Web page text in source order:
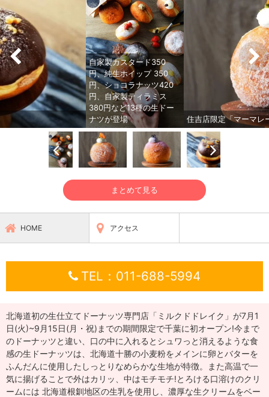
自家製カスタード350
円、純生ホイップ 350
円、ショコラナッツ420
円、自家製ティラミス
380円など13種の生ドー
ナツが登場
住吉店限定「マーマ
まとめて見る
HOME アクセス
TEL：011-688-5994
北海道初の生仕立てドーナッツ専門店「ミルクドドレイク」が7月1
日(火)~9月15日(月・祝)までの期間限定で千葉に初オープン!今まで
のドーナッツと違い、口の中に入れるとシュワっと消えるような食
感の生ドーナッツは、北海道十勝の小麦粉をメインに卵とバターを
ふんだんに使用したしっとりなめらかな生地が特徴。また高温で一
気に揚げることで外はカリッ、中はモチモチ!とろける口溶けのクリ
ームには 北海道根釧地区の生乳を使用し、濃厚な生クリームをベー